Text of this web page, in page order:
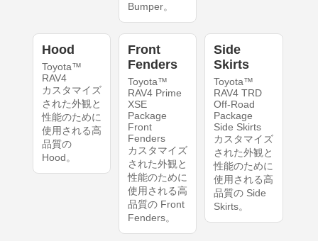
Bumper。
Hood
Toyota™
RAV4
カスタマイズ
された外観と
性能のために
使用される高
品質の
Hood。
Front
Fenders
Toyota™
RAV4 Prime
XSE
Package
Front
Fenders
カスタマイズ
された外観と
性能のために
使用される高
品質の Front
Fenders。
Side
Skirts
Toyota™
RAV4 TRD
Off-Road
Package
Side Skirts
カスタマイズ
された外観と
性能のために
使用される高
品質の Side
Skirts。